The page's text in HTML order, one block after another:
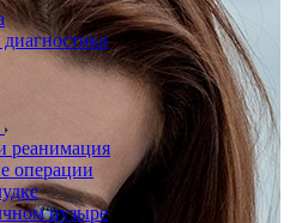
реанимация
операции
пузыре